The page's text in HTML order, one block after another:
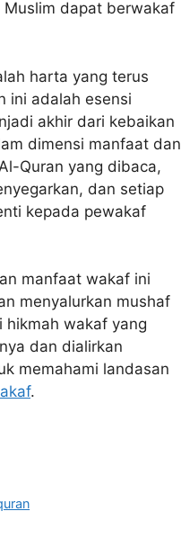
dapat berwakaf
harta yang terus
ini adalah esensi
akhir dari kebaikan
dimensi manfaat dan
Quran yang dibaca,
dan setiap
kepada pewakaf
manfaat wakaf ini
menyalurkan mushaf
hikmah wakaf yang
dan dialirkan
memahami landasan
.